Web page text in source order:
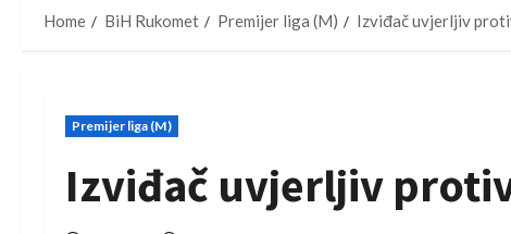
Home BiH Rukomet Premijer liga (M) Izviđač uvjerljiv
Premijer liga (M)
Izviđač uvjerljiv